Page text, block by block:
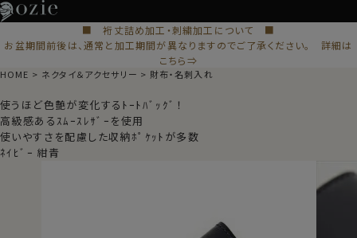
■ 裄丈詰め加工・刺繍加工について ■
お盆期間前後は、通常と加工期間が異なりますのでご了承ください。 詳細は
こちら⇒
HOME ネクタイ＆アクセサリー 財布・名刺入れ
使うほど色艶が変化するﾄｰﾄﾊﾞｯｸﾞ！
高級感あるｽﾑｰｽﾚｻﾞｰを使用
使いやすさを配慮した収納ﾎﾟｹｯﾄが多数
ﾈｲﾋﾞｰ 紺青